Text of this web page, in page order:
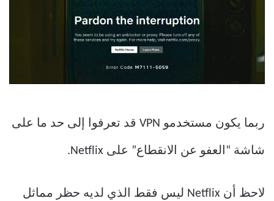
ربما يكون مستخدمو VPN قد تعرفوا إلى حد ما على
شاشة “العفو عن الانقطاع” على Netflix.
لاحظ أن Netflix ليس فقط الذي لديه حظر مماثل